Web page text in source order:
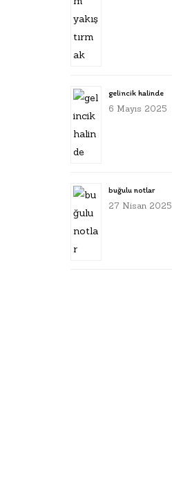
gelincik halinde
6 Mayıs 2025
buğulu notlar
27 Nisan 2025